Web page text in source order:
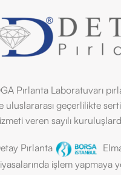
Pırlanta Laboratuvarı
uluslararası geçerlilikte
veren sayılı
Pırlanta
işlem yapmaya